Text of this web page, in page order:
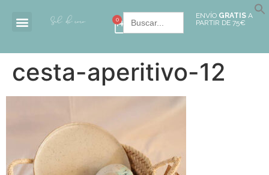
0 Buscar: ENVÍO GRATIS A
PARTIR DE 75€
cesta-aperitivo-12